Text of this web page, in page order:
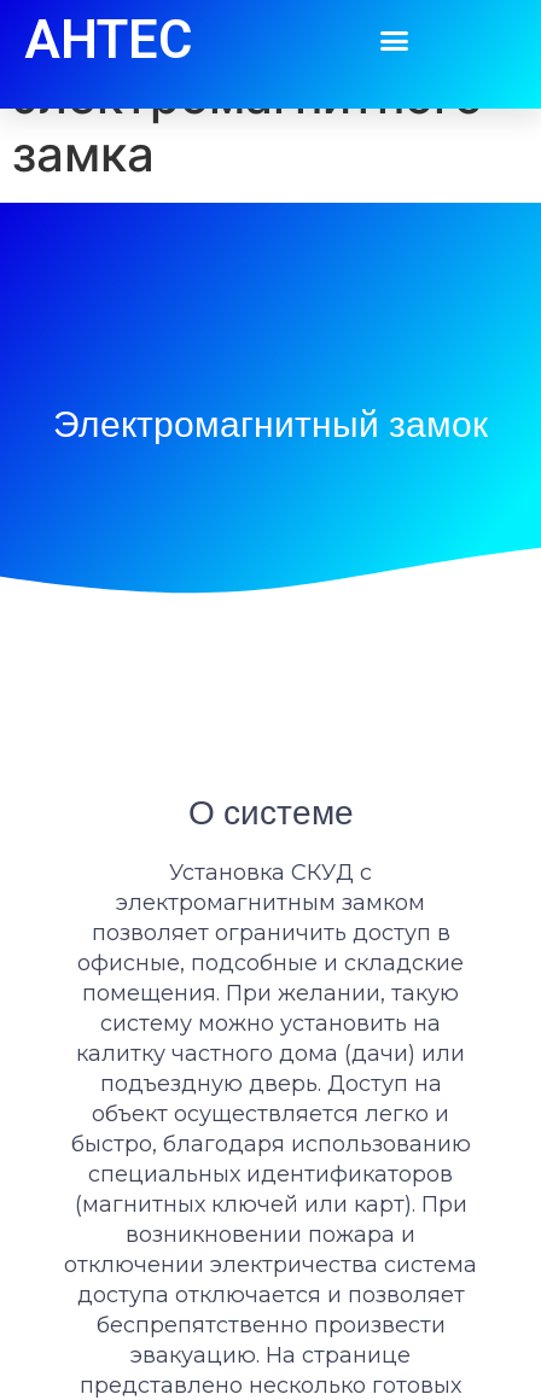
АНТЕС
Монтаж
электромагнитного
замка
Электромагнитный замок
О системе
Установка СКУД с
электромагнитным замком
позволяет ограничить доступ в
офисные, подсобные и складские
помещения. При желании, такую
систему можно установить на
калитку частного дома (дачи) или
подъездную дверь. Доступ на
объект осуществляется легко и
быстро, благодаря использованию
специальных идентификаторов
(магнитных ключей или карт). При
возникновении пожара и
отключении электричества система
доступа отключается и позволяет
беспрепятственно произвести
эвакуацию. На странице
представлено несколько готовых